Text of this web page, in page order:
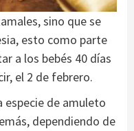
sino que se
esto como parte
a los bebés 40 días
el 2 de febrero.
especie de amuleto
dependiendo de